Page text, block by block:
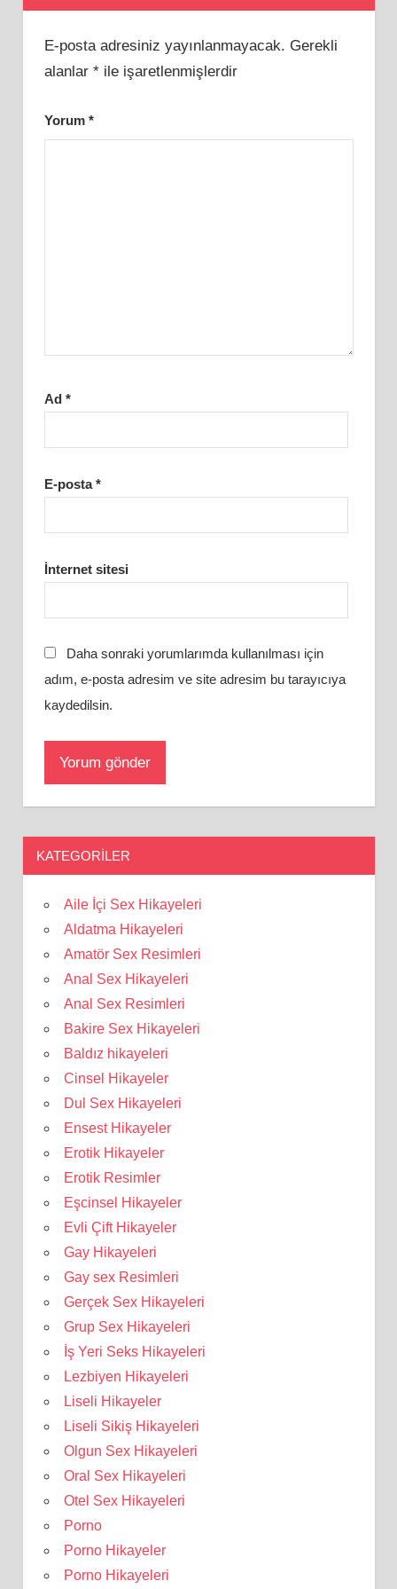
E-posta adresiniz yayınlanmayacak. Gerekli
alanlar *ile işaretlenmişlerdir
Yorum *
Ad *
E-posta*
İnternet sitesi
Daha sonraki yorumlarımda kullanılması için
adım, e-posta adresim ve site adresim bu tarayıcıya
kaydedilsin.
KATEGORILER
Aile İçi Sex Hikayeleri
Aldatma Hikayeleri
Amatör Sex Resimleri
Anal Sex Hikayeleri
Anal Sex Resimleri
Bakire Sex Hikayeleri
Baldız hikayeleri
Cinsel Hikayeler
Dul Sex Hikayeleri
Ensest Hikayeler
Erotik Hikayeler
Erotik Resimler
Eşcinsel Hikayeler
Evli Çift Hikayeler
Gay Hikayeleri
Gay sex Resimleri
Gerçek Sex Hikayeleri
Grup Sex Hikayeleri
İş Yeri Seks Hikayeleri
Lezbiyen Hikayeleri
Liseli Hikayeler
Liseli Sikiş Hikayeleri
Olgun Sex Hikayeleri
Oral Sex Hikayeleri
Otel Sex Hikayeleri
Porno
Porno Hikayeler
Porno Hikayeleri